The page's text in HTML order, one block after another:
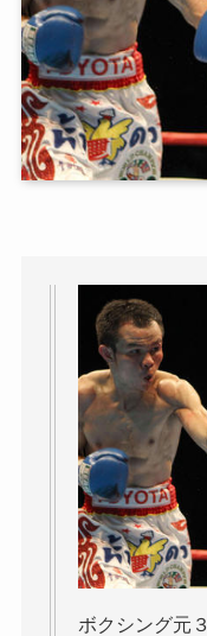
ボクシング元